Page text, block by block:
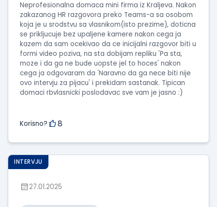
Neprofesionalna domaca mini firma iz Kraljeva. Nakon
zakazanog HR razgovora preko Teams-a sa osobom
koja je u srodstvu sa vlasnikom(isto prezime), doticna
se prikljucuje bez upaljene kamere nakon cega ja
kazem da sam ocekivao da ce inicijalni razgovor biti u
formi video poziva, na sta dobijam repliku 'Pa sta,
moze i da ga ne bude uopste jel to hoces' nakon
cega ja odgovaram da 'Naravno da ga nece biti nije
ovo intervju za pijacu' i prekidam sastanak. Tipican
domaci rbvlasnicki poslodavac sve vam je jasno :)
Korisno? 8
INTERVJU
27.01.2025